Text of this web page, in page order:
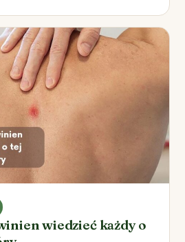
wiedzieć każdy o